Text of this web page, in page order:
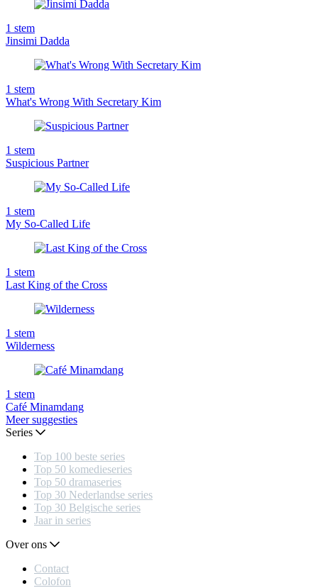
1 stem
Jinsimi Dadda
1 stem
What's Wrong With Secretary Kim
1 stem
Suspicious Partner
1 stem
My So-Called Life
1 stem
Last King of the Cross
1 stem
Wilderness
1 stem
Café Minamdang
Meer suggesties
Series
Top 100 beste series
Top 50 komedieseries
Top 50 dramaseries
Top 30 Nederlandse series
Top 30 Belgische series
Jaar in series
Over ons
Contact
Colofon